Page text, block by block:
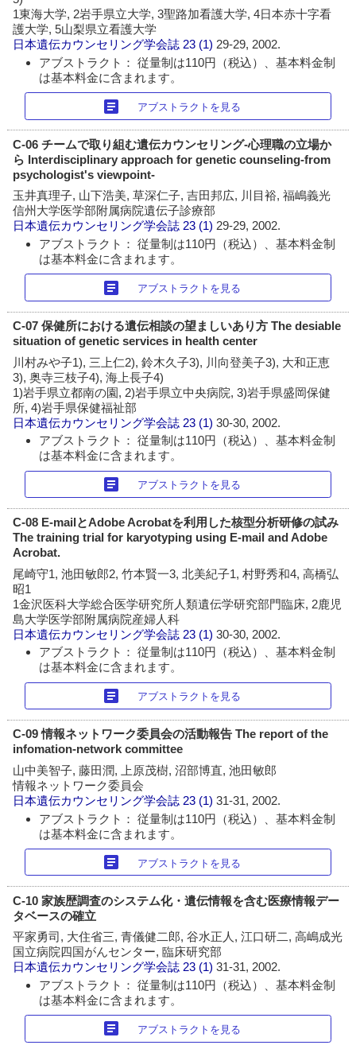
1東海大学, 2岩手県立大学, 3聖路加看護大学, 4日本赤十字看
護大学, 5山梨県立看護大学
日本遺伝カウンセリング学会誌 23 (1) 29-29, 2002.
アブストラクト： 従量制は110円（税込）、基本料金制
は基本料金に含まれます。
article アブストラクトを見る
C-06 チームで取り組む遺伝カウンセリング-心理職の立場か
ら Interdisciplinary approach for genetic counseling-from
psychologist's viewpoint-
玉井真理子, 山下浩美, 草深仁子, 吉田邦広, 川目裕, 福嶋義光
信州大学医学部附属病院遺伝子診療部
日本遺伝カウンセリング学会誌 23 (1) 29-29, 2002.
アブストラクト： 従量制は110円（税込）、基本料金制
は基本料金に含まれます。
article アブストラクトを見る
C-07 保健所における遺伝相談の望ましいあり方 The desiable
situation of genetic services in health center
川村みや子1), 三上仁2), 鈴木久子3), 川向登美子3), 大和正恵
3), 奥寺三枝子4), 海上長子4)
1)岩手県立都南の園, 2)岩手県立中央病院, 3)岩手県盛岡保健
所, 4)岩手県保健福祉部
日本遺伝カウンセリング学会誌 23 (1)30-30, 2002.
アブストラクト： 従量制は110円（税込）、基本料金制
は基本料金に含まれます。
article アブストラクトを見る
C-08 E-mailとAdobe Acrobatを利用した核型分析研修の試み
The training trial for karyotyping using E-mail and Adobe
Acrobat.
尾崎守1, 池田敏郎2, 竹本賢一3, 北美紀子1, 村野秀和4, 高橋弘
昭1
1金沢医科大学総合医学研究所人類遺伝学研究部門臨床, 2鹿児
島大学医学部附属病院産婦人科
日本遺伝カウンセリング学会誌 23 (1)30-30, 2002.
アブストラクト： 従量制は110円（税込）、基本料金制
は基本料金に含まれます。
article アブストラクトを見る
C-09 情報ネットワーク委員会の活動報告 The report of the
infomation-network committee
山中美智子, 藤田潤, 上原茂樹, 沼部博直, 池田敏郎
情報ネットワーク委員会
日本遺伝カウンセリング学会誌 23 (1)31-31, 2002.
アブストラクト： 従量制は110円（税込）、基本料金制
は基本料金に含まれます。
article アブストラクトを見る
C-10 家族歴調査のシステム化・遺伝情報を含む医療情報デー
タベースの確立
平家勇司, 大住省三, 青儀健二郎, 谷水正人, 江口研二, 高嶋成光
国立病院四国がんセンター, 臨床研究部
日本遺伝カウンセリング学会誌 23 (1)31-31, 2002.
アブストラクト： 従量制は110円（税込）、基本料金制
は基本料金に含まれます。
article アブストラクトを見る